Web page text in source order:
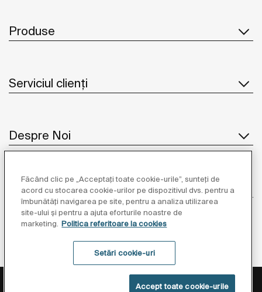
Produse
Serviciul clienți
Despre Noi
Inspirație
Unde să ne găsiți
Politica de Protecție a Datelor
Informații Legale
Făcând clic pe „Acceptați toate cookie-urile”, sunteți de
acord cu stocarea cookie-urilor pe dispozitivul dvs. pentru a
îmbunătăți navigarea pe site, pentru a analiza utilizarea
site-ului și pentru a ajuta eforturile noastre de
marketing. Politica referitoare la cookies
Setări cookie-uri
Accept toate cookie-urile